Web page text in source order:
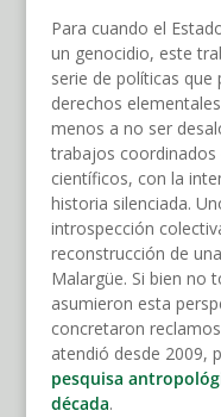
Para cuando el
un genocidio, este
serie de políticas
derechos
menos a no ser
trabajos
científicos, con la
historia silenciada.
introspección
reconstrucción de
Malargüe. Si bien no
asumieron esta
concretaron
atendió desde 2009,
pesquisa
década.